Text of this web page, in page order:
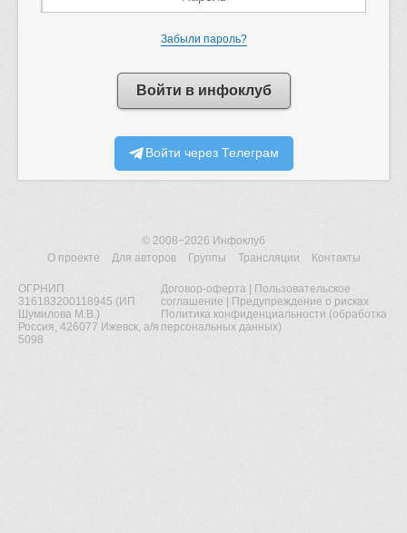
Забыли пароль?
Войти в инфоклуб
Войти через Телеграм
© 2008−2026 Инфоклуб
О проекте
Для авторов Группы Трансляции Контакты
ОГРНИП
316183200118945 (ИП
Шумилова М.В.)
Россия, 426077 Ижевск, а/я
5098
Договор-оферта
Пользовательское
соглашение
Предупреждение о рисках
Политика конфиденциальности (обработка
персональных данных)